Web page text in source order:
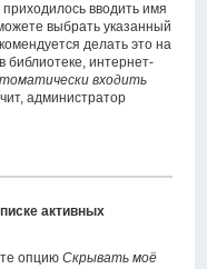
вводить имя
выбрать указанный
делать это на
интернет-
входить
администратор
активных
опциюСкрывать моё